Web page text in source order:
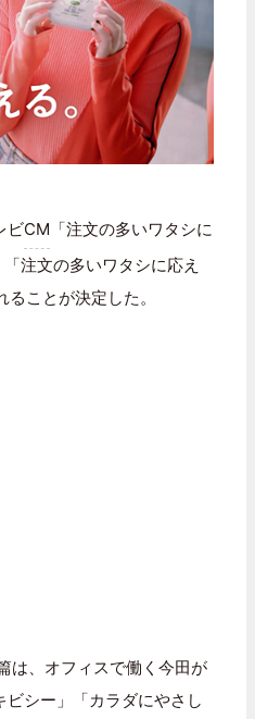
ビCM 「注文の多いワタシに
注文の多いワタシに応え
ことが決定した。
は、オフィスで働く今田が
ビシー」「カラダにやさし